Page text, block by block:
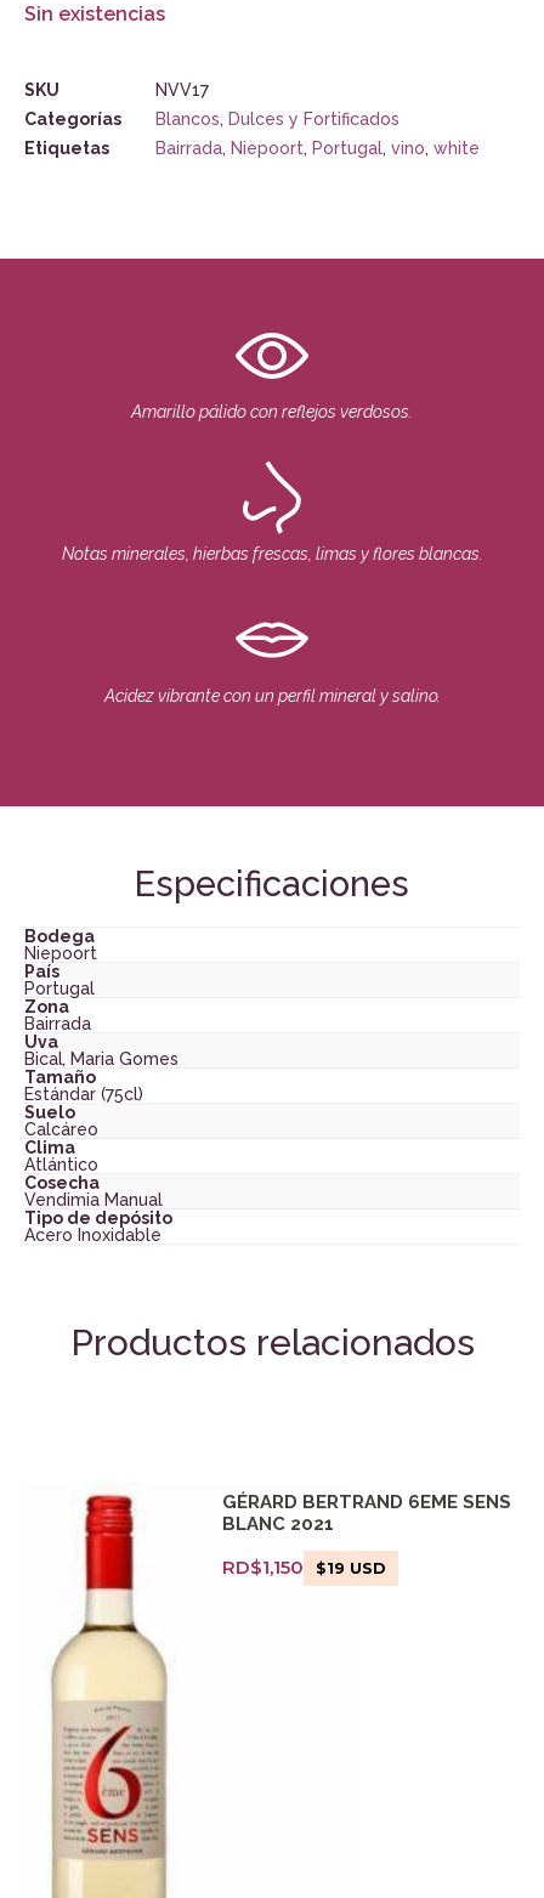
Sin existencias
SKU
NVV17
Categorías
Blancos, Dulces y Fortificados
Etiquetas
Bairrada, Niepoort, Portugal, vino, white
Amarillo pálido con reflejos verdosos.
Notas minerales, hierbas frescas, limas y flores blancas.
Acidez vibrante con un perfil mineral y salino.
Especificaciones
Bodega
Niepoort
País
Portugal
Zona
Bairrada
Uva
Bical Maria Gomes
Tamaño
Estándar (75cl)
Suelo
Calcáreo
Clima
Atlántico
Cosecha
Vendimia Manual
Tipo de depósito
Acero Inoxidable
Productos relacionados
GÉRARD BERTRAND 6EME SENS
BLANC 2021
RD$1,150 $19 USD